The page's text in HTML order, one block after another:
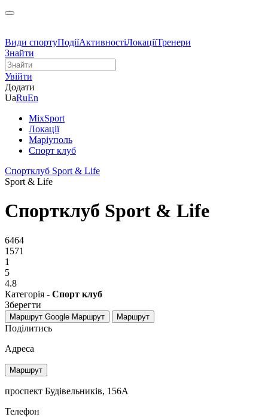
Види спортуПодіїАктивностіЛокаціїТренери
Знайти
Увійти
Додати
UaRuEn
MixSport
Локації
Маріуполь
Спорт клуб
Спортклуб Sport & Life
Sport & Life
Спортклуб Sport & Life
6464
1571
1
5
4.8
Категорія - Спорт клуб
Зберегти
Маршрут Google Маршрут Маршрут
Поділитись
Адреса
Маршрут
проспект Будівельників, 156А
Телефон